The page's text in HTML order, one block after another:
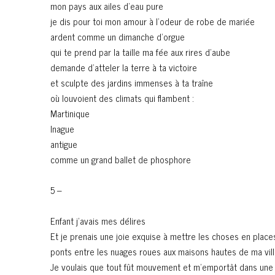
mon pays aux ailes d’eau pure
je dis pour toi mon amour à l’odeur de robe de mariée
ardent comme un dimanche d’orgue
qui te prend par la taille ma fée aux rires d’aube
demande d’atteler la terre à ta victoire
et sculpte des jardins immenses à ta traîne
où louvoient des climats qui flambent :
Martinique
Inague
antigue
comme un grand ballet de phosphore
5 –
Enfant j’avais mes délires
Et je prenais une joie exquise à mettre les choses en
ponts entre les nuages roues aux maisons hautes de ma
Je voulais que tout fût mouvement et m’emportât dans une